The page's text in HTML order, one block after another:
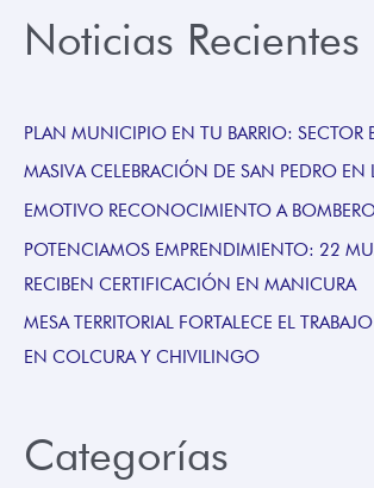
Noticias Recientes
PLAN MUNICIPIO EN TU BARRIO: SECTOR
MASIVA CELEBRACIÓN DE SAN PEDRO EN
EMOTIVO RECONOCIMIENTO A
POTENCIAMOS EMPRENDIMIENTO: 22
RECIBEN CERTIFICACIÓN EN MANICURA
MESA TERRITORIAL FORTALECE EL
EN COLCURA Y CHIVILINGO
Categorías